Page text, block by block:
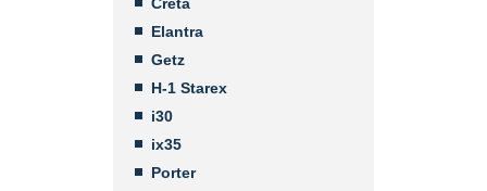
Elantra
Getz
H-1 Starex
i30
ix35
Porter